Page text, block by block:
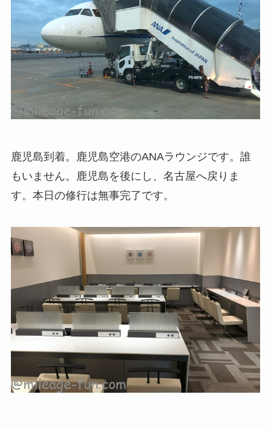
鹿児島到着。鹿児島空港のANAラウンジです。誰
もいません。鹿児島を後にし、名古屋へ戻りま
す。本日の修行は無事完了です。